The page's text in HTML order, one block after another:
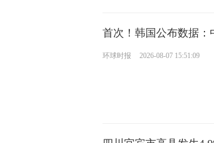
首次！韩国公布数据：
环球时报 2026-08-07 15:51:09